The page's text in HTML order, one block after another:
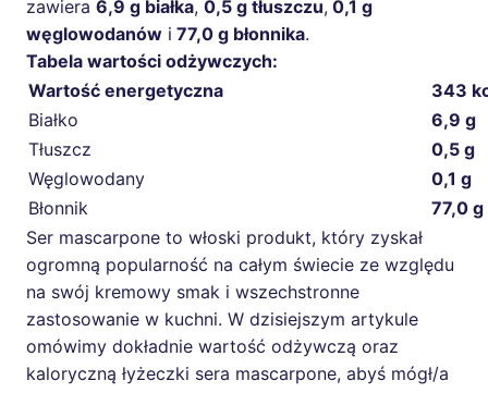
zawiera 6,9 g białka, 0,5 g tłuszczu, 0,1 g
węglowodanów i 77,0 g błonnika.
Tabela wartości odżywczych:
Wartość energetyczna
343
Białko
6,9 g
Tłuszcz
0,5 g
Węglowodany
0,1 g
Błonnik
77,0 g
Ser mascarpone to włoski produkt, który zyskał
ogromną popularność na całym świecie ze względu
na swój kremowy smak i wszechstronne
zastosowanie w kuchni. W dzisiejszym artykule
omówimy dokładnie wartość odżywczą oraz
kaloryczną łyżeczki sera mascarpone, abyś mógł/a